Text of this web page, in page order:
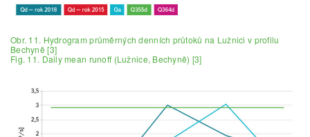
Obr. 11. Hydrogram průměrných denních průtoků na Lužnici v profilu
Bechyně [3]
Fig. 11. Daily mean runoff (Lužnice, Bechyně) [3]